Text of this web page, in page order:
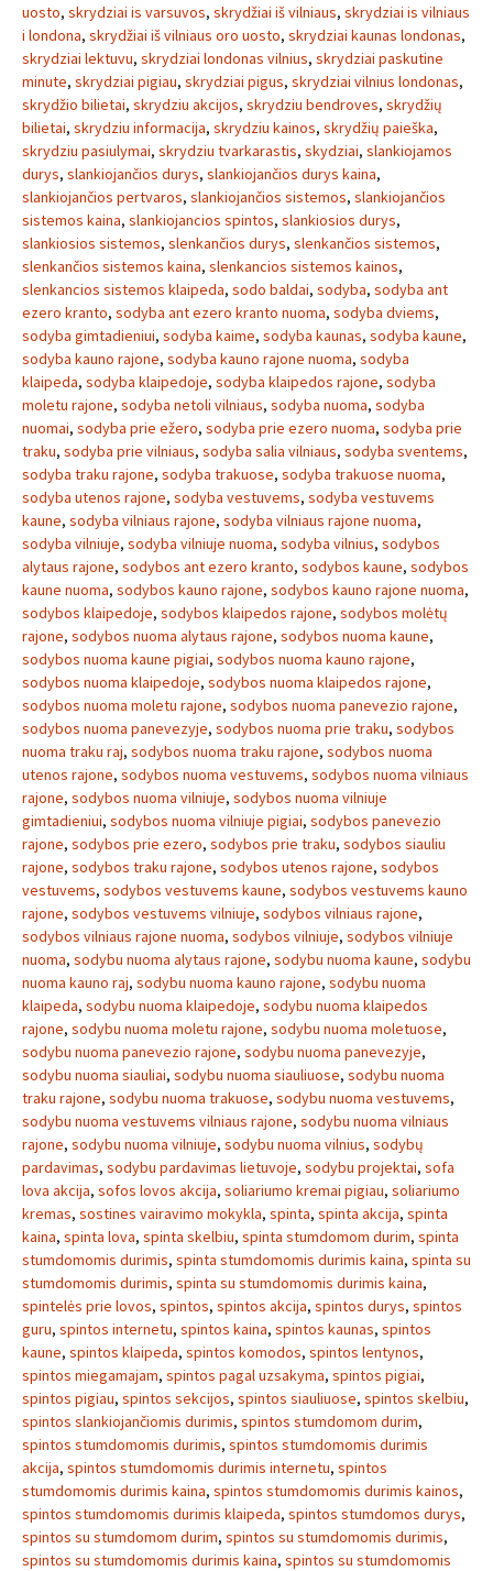
uosto, skrydziai is varsuvos, skrydžiai iš vilniaus, skrydziai is vilniaus
i londona, skrydžiai iš vilniaus oro uosto, skrydziai kaunas londonas,
skrydziai lektuvu, skrydziai londonas vilnius, skrydziai paskutine
minute, skrydziai pigiau, skrydziai pigus, skrydziai vilnius londonas,
skrydžio bilietai, skrydziu akcijos, skrydziu bendroves, skrydžių
bilietai, skrydziu informacija, skrydziu kainos, skrydžių paieška,
skrydziu pasiulymai, skrydziu tvarkarastis, skydziai, slankiojamos
durys, slankiojančios durys, slankiojančios durys kaina,
slankiojančios pertvaros, slankiojančios sistemos, slankiojančios
sistemos kaina, slankiojancios spintos, slankiosios durys,
slankiosios sistemos, slenkančios durys, slenkančios sistemos,
slenkančios sistemos kaina, slenkancios sistemos kainos,
slenkancios sistemos klaipeda, sodo baldai, sodyba, sodyba ant
ezero kranto, sodyba ant ezero kranto nuoma, sodyba dviems,
sodyba gimtadieniui, sodyba kaime, sodyba kaunas, sodyba kaune,
sodyba kauno rajone, sodyba kauno rajone nuoma, sodyba
klaipeda, sodyba klaipedoje, sodyba klaipedos rajone, sodyba
moletu rajone, sodyba netoli vilniaus, sodyba nuoma, sodyba
nuomai, sodyba prie ežero, sodyba prie ezero nuoma, sodyba prie
traku, sodyba prie vilniaus, sodyba salia vilniaus, sodyba sventems,
sodyba traku rajone, sodyba trakuose, sodyba trakuose nuoma,
sodyba utenos rajone, sodyba vestuvems, sodyba vestuvems
kaune, sodyba vilniaus rajone, sodyba vilniaus rajone nuoma,
sodyba vilniuje, sodyba vilniuje nuoma, sodyba vilnius, sodybos
alytaus rajone, sodybos ant ezero kranto, sodybos kaune, sodybos
kaune nuoma, sodybos kauno rajone, sodybos kauno rajone nuoma,
sodybos klaipedoje, sodybos klaipedos rajone, sodybos molėtų
rajone, sodybos nuoma alytaus rajone, sodybos nuoma kaune,
sodybos nuoma kaune pigiai, sodybos nuoma kauno rajone,
sodybos nuoma klaipedoje, sodybos nuoma klaipedos rajone,
sodybos nuoma moletu rajone, sodybos nuoma panevezio rajone,
sodybos nuoma panevezyje, sodybos nuoma prie traku, sodybos
nuoma traku raj, sodybos nuoma traku rajone, sodybos nuoma
utenos rajone, sodybos nuoma vestuvems, sodybos nuoma vilniaus
rajone, sodybos nuoma vilniuje, sodybos nuoma vilniuje
gimtadieniui, sodybos nuoma vilniuje pigiai, sodybos panevezio
rajone, sodybos prie ezero, sodybos prie traku, sodybos siauliu
rajone, sodybos traku rajone, sodybos utenos rajone, sodybos
vestuvems, sodybos vestuvems kaune, sodybos vestuvems kauno
rajone, sodybos vestuvems vilniuje, sodybos vilniaus rajone,
sodybos vilniaus rajone nuoma, sodybos vilniuje, sodybos vilniuje
nuoma, sodybu nuoma alytaus rajone, sodybu nuoma kaune, sodybu
nuoma kauno raj, sodybu nuoma kauno rajone, sodybu nuoma
klaipeda, sodybu nuoma klaipedoje, sodybu nuoma klaipedos
rajone, sodybu nuoma moletu rajone, sodybu nuoma moletuose,
sodybu nuoma panevezio rajone, sodybu nuoma panevezyje,
sodybu nuoma siauliai, sodybu nuoma siauliuose, sodybu nuoma
traku rajone, sodybu nuoma trakuose, sodybu nuoma vestuvems,
sodybu nuoma vestuvems vilniaus rajone, sodybu nuoma vilniaus
rajone, sodybu nuoma vilniuje, sodybu nuoma vilnius, sodybų
pardavimas, sodybu pardavimas lietuvoje, sodybu projektai, sofa
lova akcija, sofos lovos akcija, soliariumo kremai pigiau, soliariumo
kremas, sostines vairavimo mokykla, spinta, spinta akcija, spinta
kaina, spinta lova, spinta skelbiu, spinta stumdomom durim, spinta
stumdomomis durimis, spinta stumdomomis durimis kaina, spinta su
stumdomomis durimis, spinta su stumdomomis durimis kaina,
spintelės prie lovos, spintos, spintos akcija, spintos durys, spintos
guru, spintos internetu, spintos kaina, spintos kaunas, spintos
kaune, spintos klaipeda, spintos komodos, spintos lentynos,
spintos miegamajam, spintos pagal uzsakyma, spintos pigiai,
spintos pigiau, spintos sekcijos, spintos siauliuose, spintos skelbiu,
spintos slankiojančiomis durimis, spintos stumdomom durim,
spintos stumdomomis durimis, spintos stumdomomis durimis
akcija, spintos stumdomomis durimis internetu, spintos
stumdomomis durimis kaina, spintos stumdomomis durimis kainos,
spintos stumdomomis durimis klaipeda, spintos stumdomos durys,
spintos su stumdomom durim, spintos su stumdomomis durimis,
spintos su stumdomomis durimis kaina, spintos su stumdomomis